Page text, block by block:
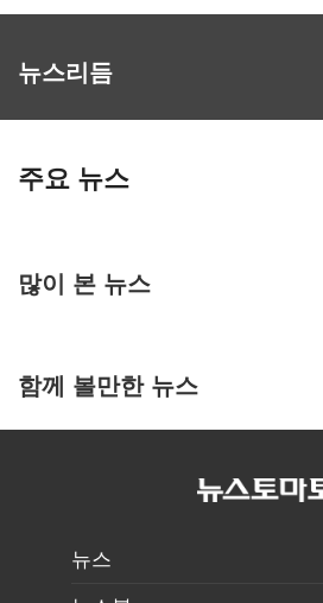
뉴스리듬
주요 뉴스
많이 본 뉴스
함께 볼만한 뉴스
뉴스